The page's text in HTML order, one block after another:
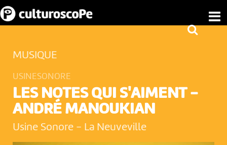
MUSIQUE
USINESONORE
LES NOTES QUI S'AIMENT -
ANDRÉ MANOUKIAN
Usine Sonore - La Neuveville